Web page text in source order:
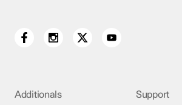
Additionals Support